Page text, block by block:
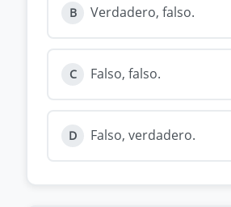
B Verdadero, falso.
C Falso, falso.
D Falso, verdadero.